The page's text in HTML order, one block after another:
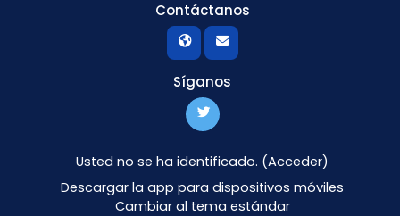
Contáctanos
Síganos
Usted no se ha identificado. (Acceder)
Descargar la app para dispositivos móviles
Cambiar al tema estándar